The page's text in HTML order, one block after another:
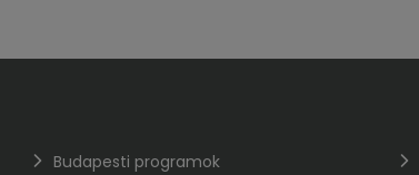
Budapesti programok